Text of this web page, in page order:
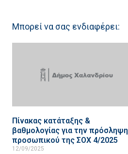
Μπορεί να σας ενδιαφέρει:
Πίνακας κατάταξης &
βαθμολογίας για την πρόσληψη
προσωπικού της ΣΟΧ 4/2025
12/09/2025